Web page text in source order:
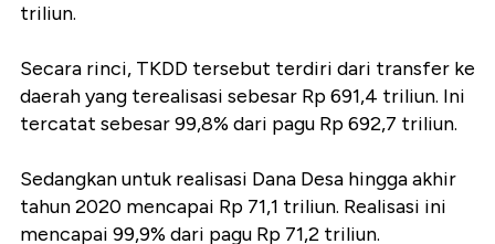
triliun.
Secara rinci, TKDD tersebut terdiri dari transfer ke
daerah yang terealisasi sebesar Rp 691,4 triliun. Ini
tercatat sebesar 99,8% dari pagu Rp 692,7 triliun.
Sedangkan untuk realisasi Dana Desa hingga akhir
tahun 2020 mencapai Rp 71,1 triliun. Realisasi ini
mencapai 99,9% dari pagu Rp 71,2 triliun.